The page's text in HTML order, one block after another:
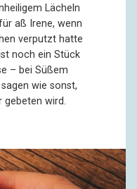
Lächeln
aß Irene, wenn
verputzt hatte
noch ein Stück
– bei Süßem
wie sonst,
gebeten wird.